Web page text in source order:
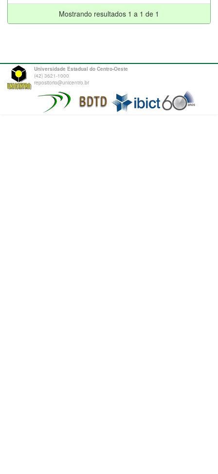
Mostrando resultados 1 a 1 de 1
Universidade Estadual do Centro-Oeste
(42) 3621-1000
repositorio@unicentro.br